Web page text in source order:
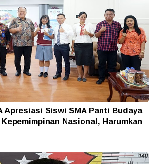
Apresiasi Siswi SMA Panti Budaya
Nasional, Harumkan